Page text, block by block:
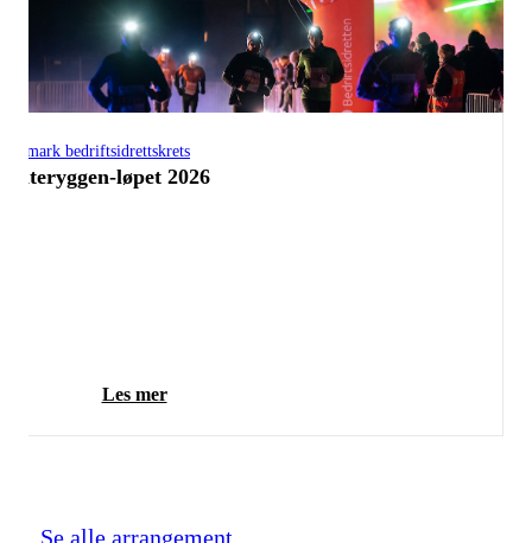
bedriftsidrettskrets
løpet 2026
Les mer
Se alle arrangement